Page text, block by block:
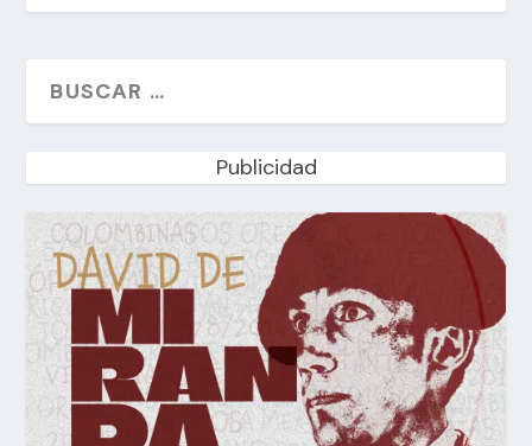
Publicidad